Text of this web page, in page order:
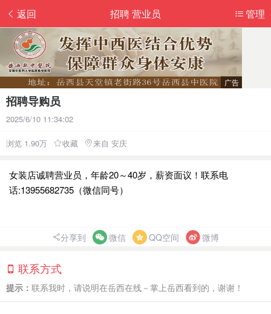
返回 管理
招聘 营业员
招聘导购员
2025/6/10 11:34:02
浏览 1.90万 收藏 来自 安庆
女装店诚聘营业员，年龄20～40岁，薪资面议！联系电
话:13955682735（微信同号）
分享到 微信 QQ空间 微博
联系方式
提示： 联系我时，请说明在岳西在线－掌上岳西看到的，谢谢！